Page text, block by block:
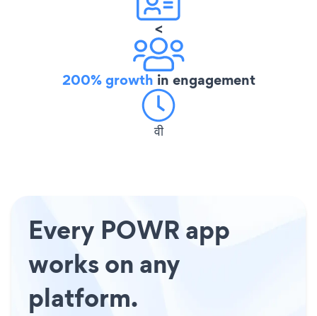
<
200% growth in engagement
वी
Every POWR app
works on any
platform.